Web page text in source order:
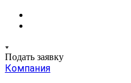
Подать заявку
Компания